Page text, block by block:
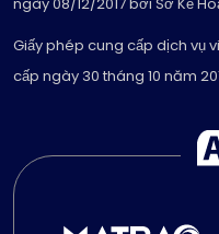
Giấy phép cung cấp dịch vụ
cấp ngày 30 tháng 10 năm